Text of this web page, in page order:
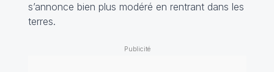
s’annonce bien plus modéré en rentrant dans les
terres.